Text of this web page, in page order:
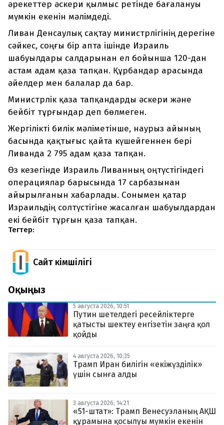
әрекеттер әскери қылмыс ретінде бағалануы
мүмкін екенін мәлімдеді.
Ливан Денсаулық сақтау министрлігінің дерегіне
сәйкес, соңғы бір апта ішінде Израиль
шабуылдары салдарынан ел бойынша 120-дан
астам адам қаза тапқан. Құрбандар арасында
әйелдер мен балалар да бар.
Министрлік қаза тапқандарды әскери және
бейбіт тұрғындар деп бөлмеген.
Жергілікті билік мәліметінше, наурыз айының
басында қақтығыс қайта күшейгеннен бері
Ливанда 2 795 адам қаза тапқан.
Өз кезегінде Израиль Ливанның оңтүстігіндегі
операциялар барысында 17 сарбазынан
айырылғанын хабарлады. Сонымен қатар
Израильдің солтүстігіне жасалған шабуылдардан
екі бейбіт тұрғын қаза тапқан.
Тегтер:
Сайт Әкімшілігі
Оқыңыз
5 августа 2026, 10:51
Путин шетелдегі ресейліктерге
қатысты шектеу енгізетін заңға қол
қойды
4 августа 2026, 10:35
Трамп Иран билігін «екіжүзділік»
үшін сынға алды
3 августа 2026, 14:21
«51-штат»: Трамп Венесуэланың АҚШ
құрамына қосылуы мүмкін екенін